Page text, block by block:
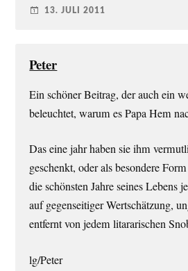
13. JULI 2011
Peter
Ein schöner Beitrag, der auch ein
beleuchtet, warum es Papa Hem
Das eine jahr haben sie ihm
geschenkt, oder als besondere
die schönsten Jahre seines Lebens
auf gegenseitiger Wertschätzung,
entfernt von jedem litararischen
lg/Peter